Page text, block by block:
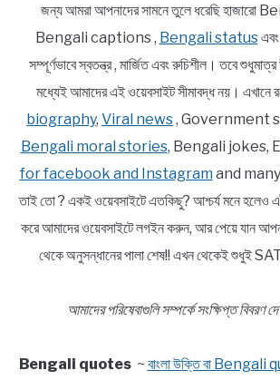
জন্য আমরা আপনাদের সামনে তুলে ধরেছি
Bengali captions , Bengali status
সম্পূর্ণভাবে স্বতন্ত্র , মার্জিত এবং রুচিশীল। তবে
মধ্যেই আমাদের এই ওয়েবসাইট সীমাবদ্ধ নয়। এখানে
biography, Viral news, Government
Bengali moral stories, Bengali jokes,
for facebook and Instagram and many
তাই তো ? একই ওয়েবসাইটে এতকিছু? আশ্চর্য মনে হলেও
করে আমাদের ওয়েবসাইটে লগইন করুন, আর পেয়ে যান
থেকে অনুসন্ধানের পালা শেষ!! এখন থেকেই শুধুই
আমাদের পরিষেবাগুলি সম্পর্কে সংক্ষিপ্ত বিবরণ
Bengali quotes~ বাংলা উক্তি বা Bengali